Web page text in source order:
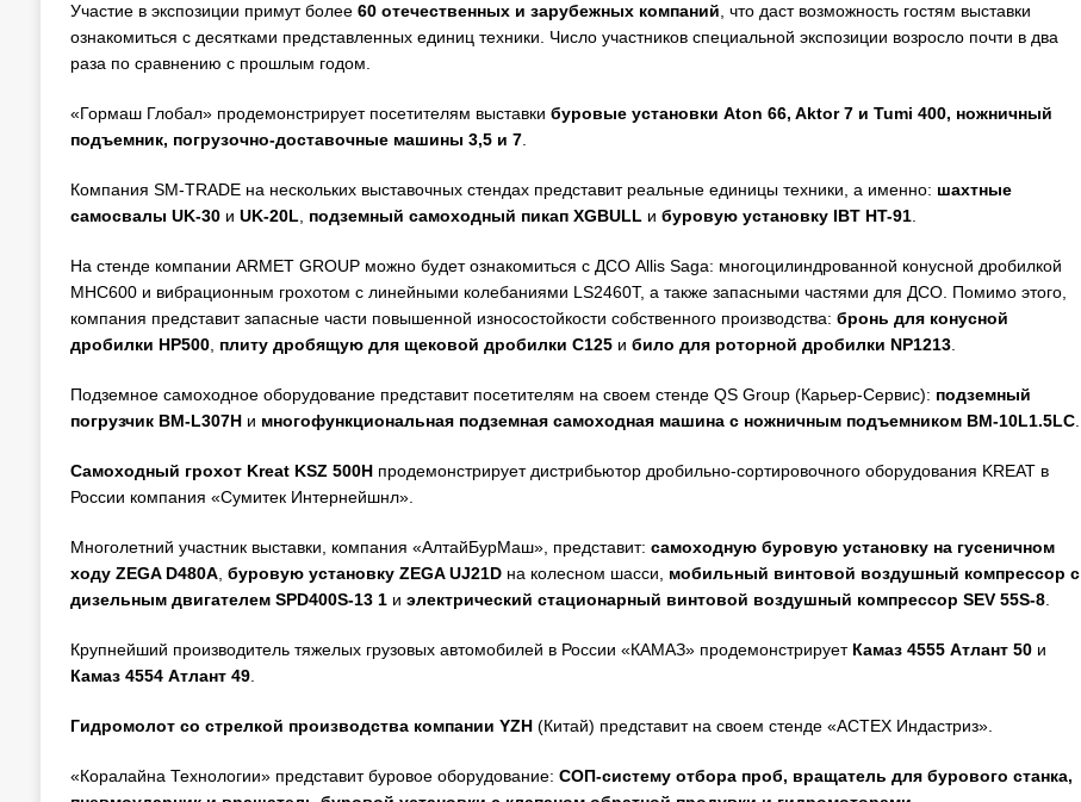
Участие в экспозиции примут более 60 отечественных и зарубежных компаний , что даст возможность гостям выставки
ознакомиться с десятками представленных единиц техники. Число участников специальной экспозиции возросло почти в два
раза по сравнению с прошлым годом.
«Гормаш Глобал» продемонстрирует посетителям выставки буровые установки Aton 66, Aktor7 и Tumi 400, ножничный
подъемник, погрузочно-доставочные машины 3,5 и 7.
Компания SM-TRADE на нескольких выставочных стендах представит реальные единицы техники, а именно: шахтные
самосвалы UK-30и UK-20L подземный самоходный пикап XGBULL и буровую установку IBT HT-91.
На стенде компании ARMET GROUP можно будет ознакомиться с ДСО Allis Saga: многоцилиндрованной конусной дробилкой
MHC600 и вибрационным грохотом с линейными колебаниями LS2460T, а также запасными частями для ДСО. Помимо этого,
компания представит запасные части повышенной износостойкости собственного производства: бронь для конусной
дробилки НР500, плиту дробящую для щековой дробилки С125и било для роторной дробилки NP1213.
Подземное самоходное оборудование представит посетителям на своем стенде QS Group (Карьер-Сервис): подземный
погрузчик BM-L307Ни многофункциональная подземная самоходная машина с ножничным подъемником BM-10L1.5LC.
Самоходный грохот Kreat KSZ 500Hпродемонстрирует дистрибьютор дробильно-сортировочного оборудования KREAT в
России компания «Сумитек Интернейшнл».
Многолетний участник выставки, компания «АлтайБурМаш», представит: самоходную буровую установку на гусеничном
ходу ZEGA D480A, буровую установку ZEGA UJ21Dна колесном шасси, мобильный винтовой воздушный компрессор с
дизельным двигателем SPD400S-13 1и электрический стационарный винтовой воздушный компрессор SEV 55S-8.
Крупнейший производитель тяжелых грузовых автомобилей в России «КАМАЗ» продемонстрирует Камаз 4555 Атлант 50и
Камаз 4554 Атлант 49.
Гидромолот со стрелкой производства компании YZH(Китай) представит на своем стенде «АСТЕХ Индастриз».
«Коралайна Технологии» представит буровое оборудование: СОП-систему отбора проб, вращатель для бурового станка,